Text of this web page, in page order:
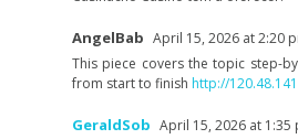
AngelBab April 15, 2026 at 2:20
This piece covers the topic step-
from start to finish http://
GeraldSob April 15, 2026 at 1:35